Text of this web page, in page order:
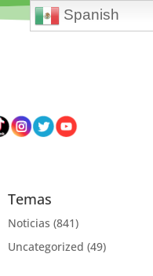
Temas
Noticias (841)
Uncategorized (49)
Spanish